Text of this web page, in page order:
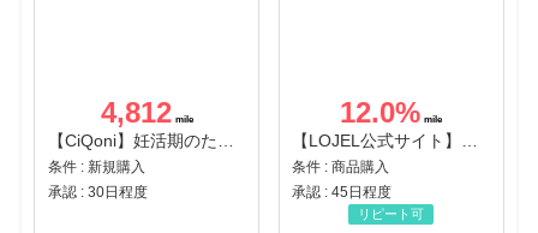
4,812
【CiQoni】妊活期のための葉酸サプリ
条件 : 新規購入
承認 : 30日程度
12.0%
【LOJEL公式サイト】スーツケース・バッグ
条件 : 商品購入
承認 : 45日程度
リピート可